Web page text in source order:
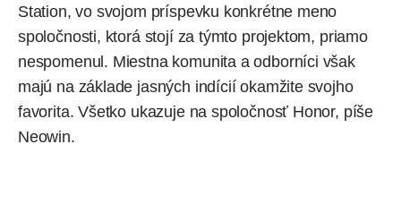
Station, vo svojom príspevku konkrétne meno
spoločnosti, ktorá stojí za týmto projektom, priamo
nespomenul. Miestna komunita a odborníci však
majú na základe jasných indícií okamžite svojho
favorita. Všetko ukazuje na spoločnosť Honor, píše
Neowin.